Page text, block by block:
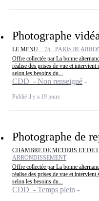
Photographe
LE MENU - 75 - PARIS 8E
Offre collectée par La bonne
réalise des prises de vue et
selon les besoins du...
CDD - Non renseigné
Publié il y a 19 jours
Photographe de
CHAMBRE DE METIERS ET DE
ARRONDISSEMENT
Offre collectée par La bonne
réalise des prises de vue et
selon les besoins du...
CDD - Temps plein